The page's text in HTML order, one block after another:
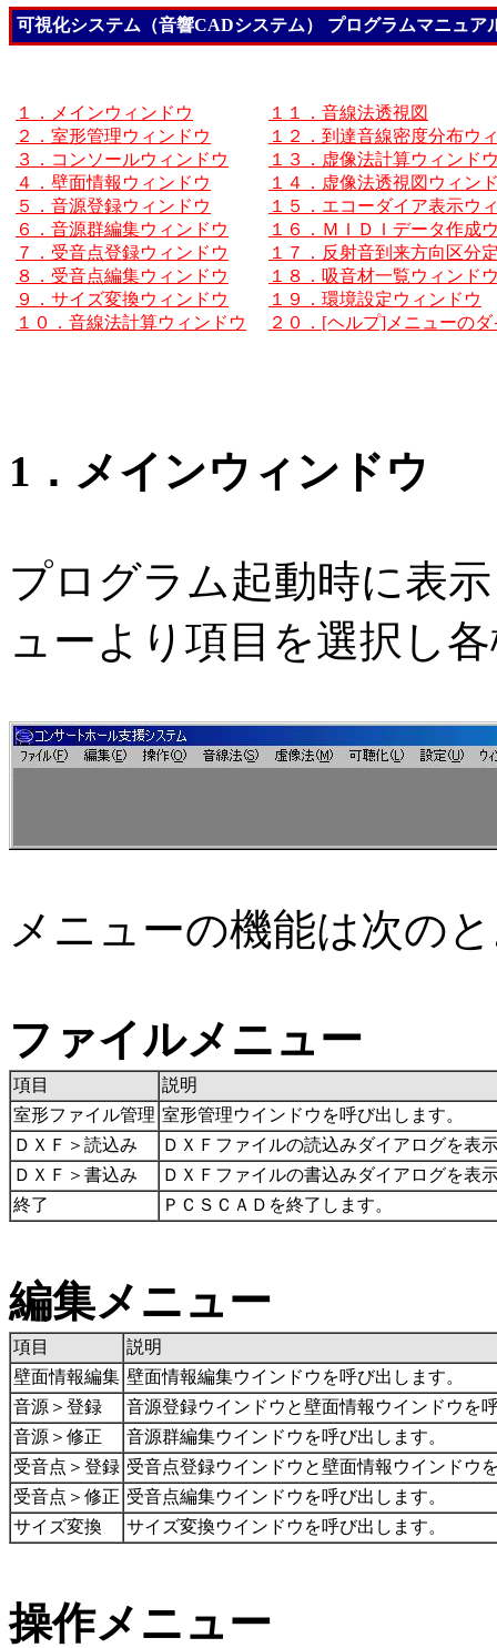
可視化システム（音響CADシステム） プログラムマニュア
１．メインウィンドウ
２．室形管理ウィンドウ
３．コンソールウィンドウ
４．壁面情報ウィンドウ
５．音源登録ウィンドウ
６．音源群編集ウィンドウ
７．受音点登録ウィンドウ
８．受音点編集ウィンドウ
９．サイズ変換ウィンドウ
１０．音線法計算ウィンドウ
１１．音線法透視図
１２．到達音線密度分布ウ
１３．虚像法計算ウィンド
１４．虚像法透視図ウィン
１５．エコーダイア表示ウ
１６．ＭＩＤＩデータ作成
１７．反射音到来方向区分
１８．吸音材一覧ウィンド
１９．環境設定ウィンドウ
２０．[ヘルプ]メニューの
1．メインウィンドウ
プログラム起動時に表
ューより項目を選択し
メニューの機能は次の
ファイルメニュー
項目
説明
室形ファイル管理 室形管理ウインドウを呼び出します。
ＤＸＦ＞読込み
ＤＸＦファイルの読込みダイアログを表
ＤＸＦ＞書込み
ＤＸＦファイルの書込みダイアログを表
終了
ＰＣＳＣＡＤを終了します。
編集メニュー
項目
説明
壁面情報編集 壁面情報編集ウインドウを呼び出します。
音源＞登録
音源登録ウインドウと壁面情報ウインドウを
音源＞修正
音源群編集ウインドウを呼び出します。
受音点＞登録 受音点登録ウインドウと壁面情報ウインドウ
受音点＞修正 受音点編集ウインドウを呼び出します。
サイズ変換
サイズ変換ウインドウを呼び出します。
操作メニュー